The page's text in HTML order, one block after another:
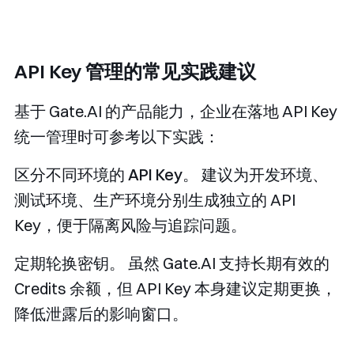
API Key 管理的常见实践建议
基于 Gate.AI 的产品能力，企业在落地 API Key
统一管理时可参考以下实践：
区分不同环境的 API Key。
建议为开发环境、
测试环境、生产环境分别生成独立的 API
Key，便于隔离风险与追踪问题。
定期轮换密钥。
虽然 Gate.AI 支持长期有效的
Credits 余额，但 API Key 本身建议定期更换，
降低泄露后的影响窗口。